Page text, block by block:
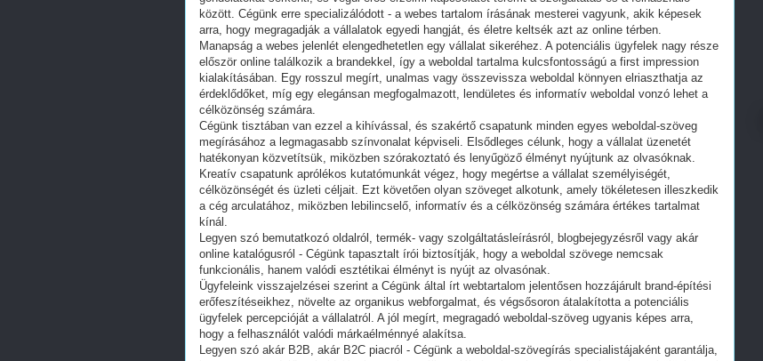
között. Cégünk erre specializálódott - a webes tartalom írásának mesterei vagyunk, akik képesek
arra, hogy megragadják a vállalatok egyedi hangját, és életre keltsék azt az online térben.
Manapság a webes jelenlét elengedhetetlen egy vállalat sikeréhez. A potenciális ügyfelek nagy része
először online találkozik a brandekkel, így a weboldal tartalma kulcsfontosságú a first impression
kialakításában. Egy rosszul megírt, unalmas vagy összevissza weboldal könnyen elriaszthatja az
érdeklődőket, míg egy elegánsan megfogalmazott, lendületes és informatív weboldal vonzó lehet a
célközönség számára.
Cégünk tisztában van ezzel a kihívással, és szakértő csapatunk minden egyes weboldal-szöveg
megírásához a legmagasabb színvonalat képviseli. Elsődleges célunk, hogy a vállalat üzenetét
hatékonyan közvetítsük, miközben szórakoztató és lenyűgöző élményt nyújtunk az olvasóknak.
Kreatív csapatunk aprólékos kutatómunkát végez, hogy megértse a vállalat személyiségét,
célközönségét és üzleti céljait. Ezt követően olyan szöveget alkotunk, amely tökéletesen illeszkedik
a cég arculatához, miközben lebilincselő, informatív és a célközönség számára értékes tartalmat
kínál.
Legyen szó bemutatkozó oldalról, termék- vagy szolgáltatásleírásról, blogbejegyzésről vagy akár
online katalógusról - Cégünk tapasztalt írói biztosítják, hogy a weboldal szövege nemcsak
funkcionális, hanem valódi esztétikai élményt is nyújt az olvasónak.
Ügyfeleink visszajelzései szerint a Cégünk által írt webtartalom jelentősen hozzájárult brand-építési
erőfeszítéseikhez, növelte az organikus webforgalmat, és végsősoron átalakította a potenciális
ügyfelek percepcióját a vállalatról. A jól megírt, megragadó weboldal-szöveg ugyanis képes arra,
hogy a felhasználót valódi márkaélménnyé alakítsa.
Legyen szó akár B2B, akár B2C piacról - Cégünk a weboldal-szövegírás specialistájaként garantálja,